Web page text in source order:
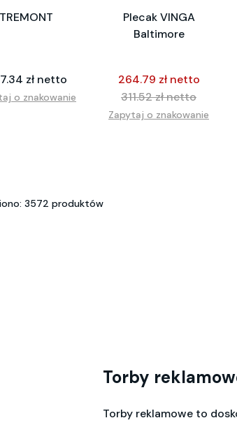
TREMONT
zł netto
o znakowanie
Plecak VINGA
Baltimore
264.79 zł netto
311.52 zł netto
Zapytaj o znakowanie
3572 produktów
Torby
Torby reklamowe to